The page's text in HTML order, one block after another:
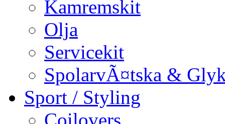
Kamremskit
Olja
Servicekit
SpolarvÃ¤tska &
Sport / Styling
Coilovers